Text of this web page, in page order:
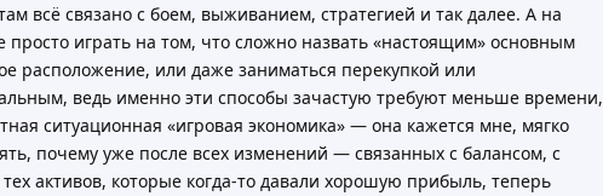
всё связано с боем, выживанием, стратегией и так далее. А на
просто играть на том, что сложно назвать «настоящим» основным
расположение, или даже заниматься перекупкой или
ведь именно эти способы зачастую требуют меньше времени,
ситуационная «игровая экономика» — она кажется мне, мягко
почему уже после всех изменений — связанных с балансом, с
активов, которые когда-то давали хорошую прибыль, теперь